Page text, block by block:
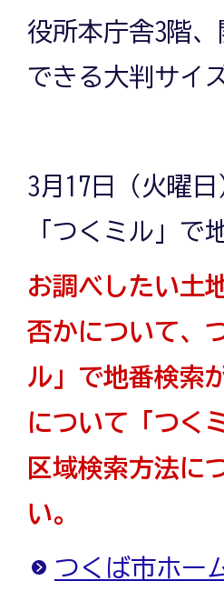
役所本庁舎3階
できる大判サイ
3月17日（火曜
「つくミル」で
お調べしたい土
否かについて、
ル」で地番検索
について「つく
区域検索方法に
い。
つくば市ホー